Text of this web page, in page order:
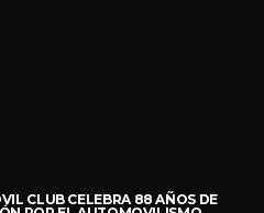
CLUB CELEBRA 88 AÑOS DE